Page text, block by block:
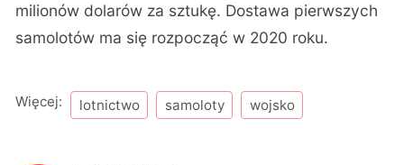
milionów dolarów za sztukę. Dostawa pierwszych
samolotów ma się rozpocząć w 2020 roku.
Więcej: lotnictwo samoloty wojsko